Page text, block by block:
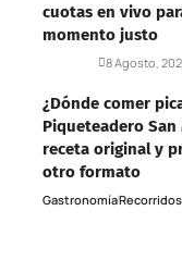
cuotas en vivo
momento justo
8 Agosto,
¿Dónde comer
Piqueteadero
receta original y
otro formato
Gastronomía